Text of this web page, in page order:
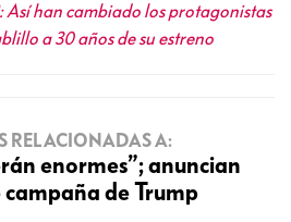
Así han cambiado los protagonistas
a 30 años de su estreno
RELACIONADAS A:
enormes”; anuncian
campaña de Trump